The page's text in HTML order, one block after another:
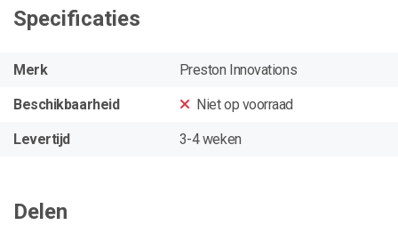
Specificaties
Merk Preston Innovations
Beschikbaarheid Niet op voorraad
Levertijd 3-4 weken
Delen